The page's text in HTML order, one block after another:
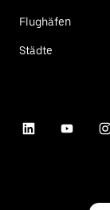
Flughäfen
Städte